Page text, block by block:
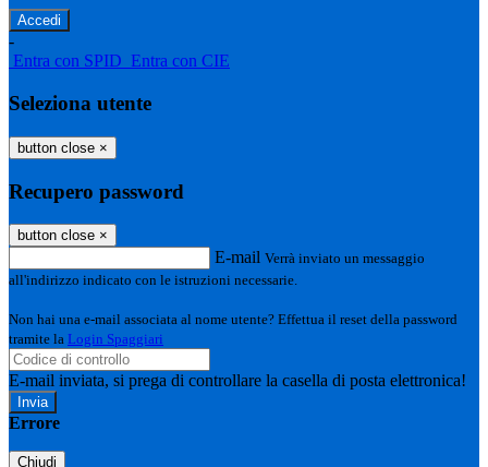
-
Entra con SPID Entra con CIE
Seleziona utente
button close ×
Recupero password
button close ×
E-mail Verrà inviato un messaggio
all'indirizzo indicato con le istruzioni necessarie.
Non hai una e-mail associata al nome utente? Effettua il reset della password
tramite la Login Spaggiari
E-mail inviata, si prega di controllare la casella di posta elettronica!
Errore
Chiudi